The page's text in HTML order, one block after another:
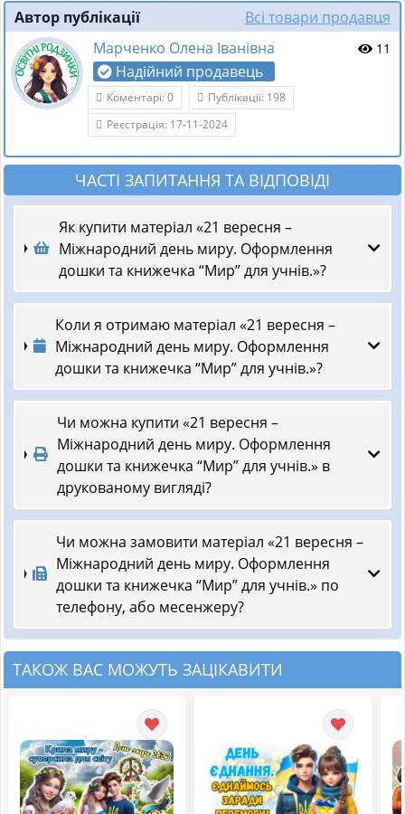
Автор публікації
Всі товари продавця
Марченко Олена Іванівна
Надійний продавець
11
Коментарі: 0
Публікації: 198
Реєстрація: 17-11-2024
ЧАСТІ ЗАПИТАННЯ ТА ВІДПОВІДІ
Як купити матеріал «21 вересня –
Міжнародний день миру. Оформлення
дошки та книжечка “Мир” для учнів.»?
Коли я отримаю матеріал «21 вересня –
Міжнародний день миру. Оформлення
дошки та книжечка “Мир” для учнів.»?
Чи можна купити «21 вересня –
Міжнародний день миру. Оформлення
дошки та книжечка “Мир” для учнів.» в
друкованому вигляді?
Чи можна замовити матеріал «21 вересня –
Міжнародний день миру. Оформлення
дошки та книжечка “Мир” для учнів.» по
телефону, або месенжеру?
ТАКОЖ ВАС МОЖУТЬ ЗАЦІКАВИТИ